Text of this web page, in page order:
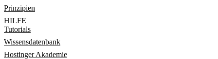
Prinzipien
HILFE
Tutorials
Wissensdatenbank
Hostinger Akademie